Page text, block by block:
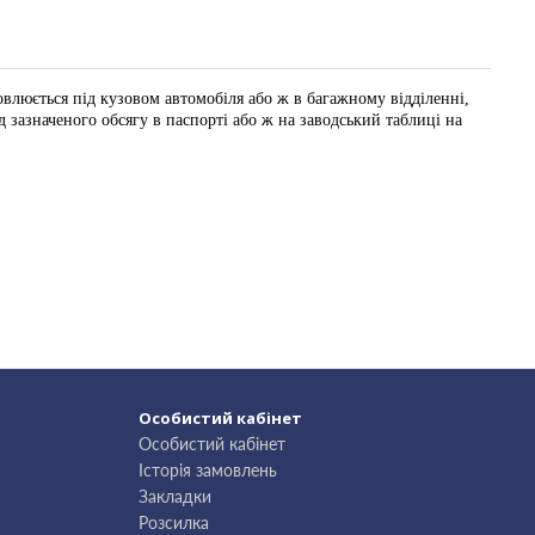
під кузовом автомобіля або ж в багажному відділенні,
обсягу в паспорті або ж на заводський таблиці на
Особистий кабінет
Особистий кабінет
Історія замовлень
Закладки
Розсилка